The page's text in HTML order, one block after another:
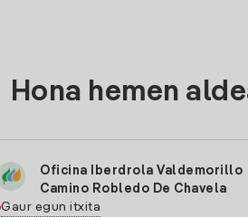
Hona hemen
Oficina Iberdrola Valdemorillo
Camino Robledo De Chavela
Gaur egun itxita